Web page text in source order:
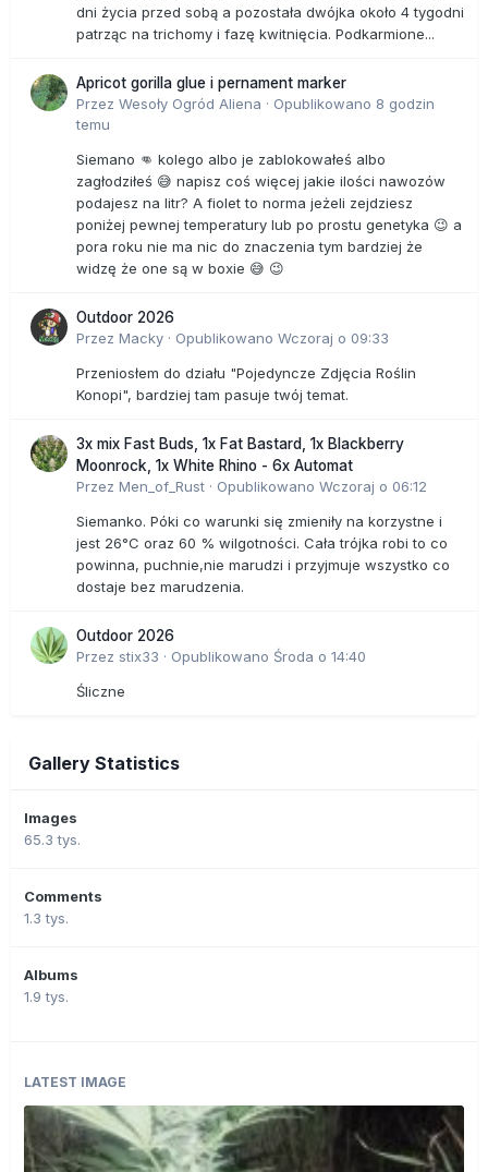
dni życia przed sobą a pozostała dwójka około 4 tygodni
patrząc na trichomy i fazę kwitnięcia. Podkarmione...
Apricot gorilla glue i pernament marker
Przez Wesoły Ogród Aliena · Opublikowano 8 godzin
temu
Siemano 👊 kolego albo je zablokowałeś albo
zagłodziłeś 😅 napisz coś więcej jakie ilości nawozów
podajesz na litr? A fiolet to norma jeżeli zejdziesz
poniżej pewnej temperatury lub po prostu genetyka 😉 a
pora roku nie ma nic do znaczenia tym bardziej że
widzę że one są w boxie 😅 😉
Outdoor 2026
Przez Macky · Opublikowano Wczoraj o 09:33
Przeniosłem do działu "Pojedyncze Zdjęcia Roślin
Konopi", bardziej tam pasuje twój temat.
3x mix Fast Buds, 1x Fat Bastard, 1x Blackberry
Moonrock, 1x White Rhino - 6x Automat
Przez Men_of_Rust · Opublikowano Wczoraj o 06:12
Siemanko. Póki co warunki się zmieniły na korzystne i
jest 26°C oraz 60 % wilgotności. Cała trójka robi to co
powinna, puchnie,nie marudzi i przyjmuje wszystko co
dostaje bez marudzenia.
Outdoor 2026
Przez stix33 · Opublikowano Środa o 14:40
Śliczne
Gallery Statistics
Images
65.3 tys.
Comments
1.3 tys.
Albums
1.9 tys.
LATEST IMAGE